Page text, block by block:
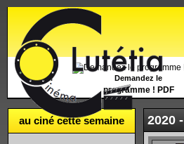
Accueil Demandez le
programme ! PDF
au ciné cette semaine 2020 -